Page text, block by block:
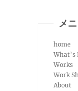
メ
home
What’s
Works
Work
About